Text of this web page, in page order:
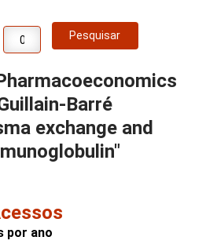
Barré
exchange and
por ano